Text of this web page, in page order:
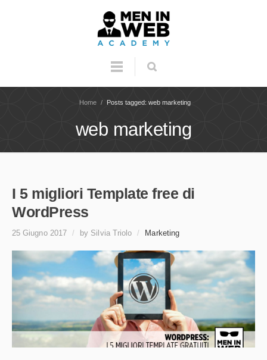
Home / Posts tagged: web marketing
web marketing
I 5 migliori Template free di
WordPress
25 Giugno 2017 / by Silvia Triolo / Marketing